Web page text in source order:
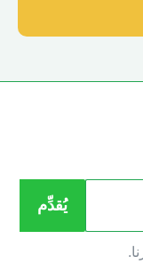
يُقدِّم